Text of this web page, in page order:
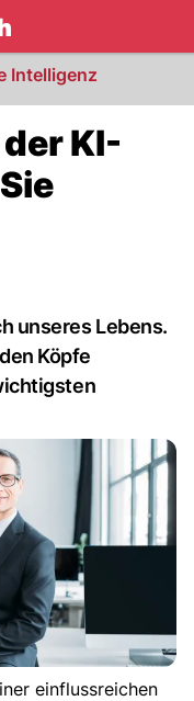
Intelligenz
KI-
unseres Lebens.
Köpfe
einflussreichen